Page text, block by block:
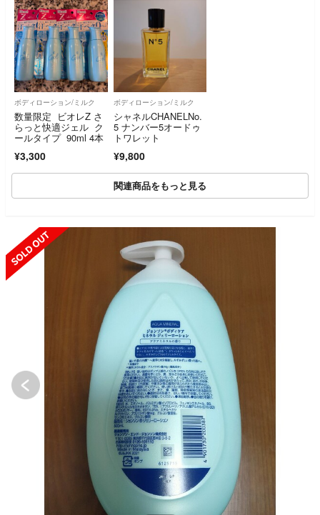
ボディローション/ミルク
数量限定 ビオレZ さ
らっと快適ジェル ク
ールタイプ 90ml 4本
¥3,300
ボディローション/ミルク
シャネルCHANELNo.
5 ナンバー5オードゥ
トワレット
¥9,800
関連商品をもっと見る
SOLD OUT